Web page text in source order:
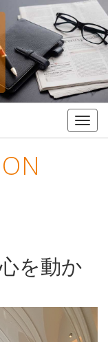
を動か